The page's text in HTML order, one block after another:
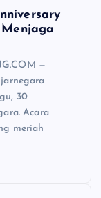
Menjaga
—
30
Acara
meriah